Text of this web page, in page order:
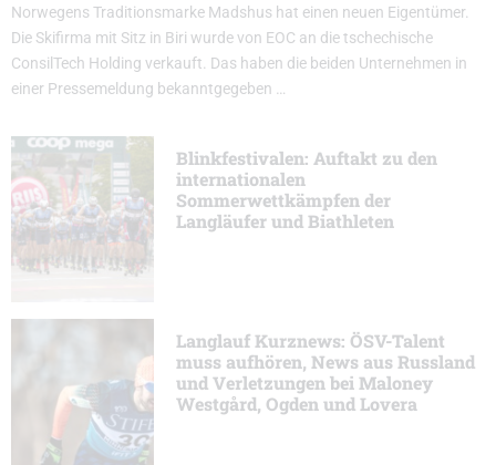
Norwegens Traditionsmarke Madshus hat einen neuen Eigentümer.
Die Skifirma mit Sitz in Biri wurde von EOC an die tschechische
ConsilTech Holding verkauft. Das haben die beiden Unternehmen in
einer Pressemeldung bekanntgegeben …
Blinkfestivalen: Auftakt zu den
internationalen
Sommerwettkämpfen der
Langläufer und Biathleten
Langlauf Kurznews: ÖSV-Talent
muss aufhören, News aus Russland
und Verletzungen bei Maloney
Westgård, Ogden und Lovera